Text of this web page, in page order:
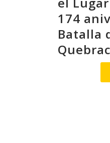
174
Batalla